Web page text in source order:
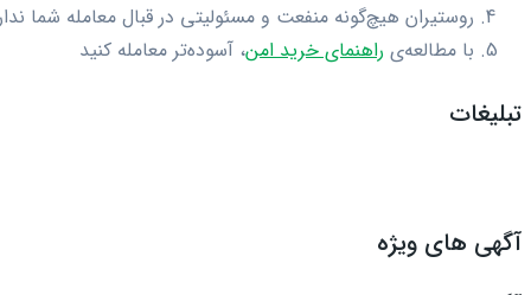
روستیران هیچ‌گونه منفعت و مسئولیتی در قبال معامله شما
با مطالعه‌ی راهنمای خرید امن، آسوده‌تر معامله کنید
تبلیغات
آگهی های ویژه